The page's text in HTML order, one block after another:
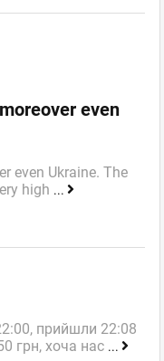
even
even Ukraine. The
high ...
прийшли 22:08
грн, хоча нас ...